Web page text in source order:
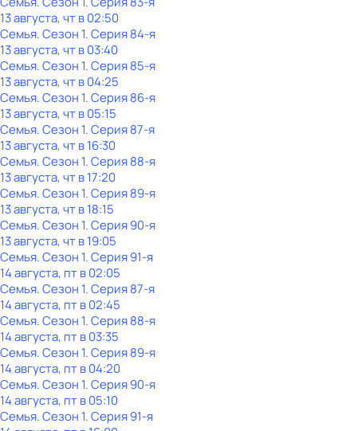
13 августа, чт в 02:50
Семья. Сезон 1. Серия 84-я
13 августа, чт в 03:40
Семья. Сезон 1. Серия 85-я
13 августа, чт в 04:25
Семья. Сезон 1. Серия 86-я
13 августа, чт в 05:15
Семья. Сезон 1. Серия 87-я
13 августа, чт в 16:30
Семья. Сезон 1. Серия 88-я
13 августа, чт в 17:20
Семья. Сезон 1. Серия 89-я
13 августа, чт в 18:15
Семья. Сезон 1. Серия 90-я
13 августа, чт в 19:05
Семья. Сезон 1. Серия 91-я
14 августа, пт в 02:05
Семья. Сезон 1. Серия 87-я
14 августа, пт в 02:45
Семья. Сезон 1. Серия 88-я
14 августа, пт в 03:35
Семья. Сезон 1. Серия 89-я
14 августа, пт в 04:20
Семья. Сезон 1. Серия 90-я
14 августа, пт в 05:10
Семья. Сезон 1. Серия 91-я